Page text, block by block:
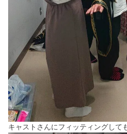
キャストさんにフィッティングして